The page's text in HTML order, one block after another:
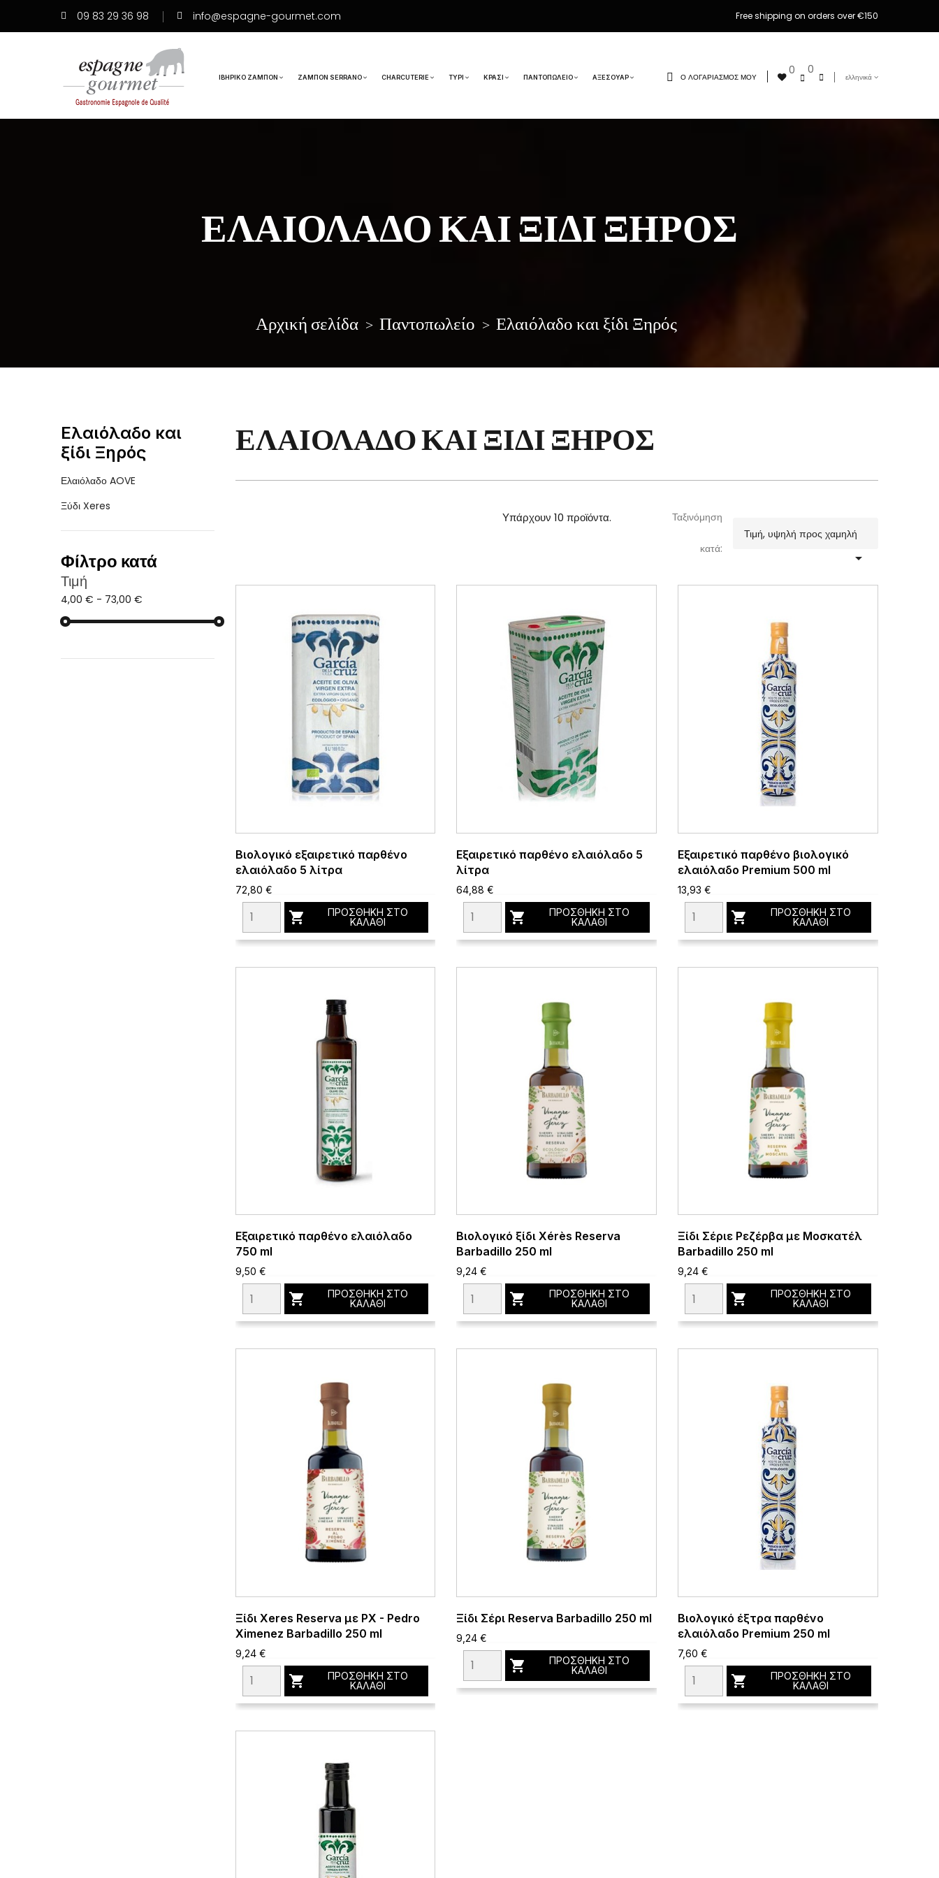
09 83 29 36 98 info@espagne-gourmet.com Free shipping on orders over €150
ΙΒΗΡΙΚΌ ΖΑΜΠΌΝ ΖΑΜΠΌΝ SERRANO CHARCUTERIE ΤΥΡΊ ΚΡΑΣΊ ΠΑΝΤΟΠΩΛΕΊΟ ΑΞΕΣΟΥΆΡ ελληνικά
0
0
Ο ΛΟΓΑΡΙΑΣΜΌΣ ΜΟΥ
ΕΛΑΙΌΛΑΔΟ ΚΑΙ ΞΊΔΙ ΞΗΡΌΣ
Αρχική σελίδα Παντοπωλείο Ελαιόλαδο και ξίδι Ξηρός
Ελαιόλαδο και
ξίδι Ξηρός
Ελαιόλαδο AOVE
Ξύδι Xeres
Φίλτρο κατά
Τιμή
4,00 € - 73,00 €
ΕΛΑΙΌΛΑΔΟ ΚΑΙ ΞΊΔΙ ΞΗΡΌΣ
Υπάρχουν 10 προϊόντα. Ταξινόμηση
κατά:
Τιμή, υψηλή προς χαμηλή

Βιολογικό εξαιρετικό παρθένο
ελαιόλαδο 5 λίτρα
72,80 €

ΠΡΟΣΘΉΚΗ ΣΤΟ
ΚΑΛΆΘΙ
Εξαιρετικό παρθένο ελαιόλαδο 5
λίτρα
64,88 €

ΠΡΟΣΘΉΚΗ ΣΤΟ
ΚΑΛΆΘΙ
Εξαιρετικό παρθένο βιολογικό
ελαιόλαδο Premium 500 ml
13,93 €

ΠΡΟΣΘΉΚΗ ΣΤΟ
ΚΑΛΆΘΙ
Εξαιρετικό παρθένο ελαιόλαδο
750 ml
9,50 €

ΠΡΟΣΘΉΚΗ ΣΤΟ
ΚΑΛΆΘΙ
Βιολογικό ξίδι Xérès Reserva
Barbadillo 250 ml
9,24 €

ΠΡΟΣΘΉΚΗ ΣΤΟ
ΚΑΛΆΘΙ
Ξίδι Σέριε Ρεζέρβα με Μοσκατέλ
Barbadillo 250 ml
9,24 €

ΠΡΟΣΘΉΚΗ ΣΤΟ
ΚΑΛΆΘΙ
Ξίδι Xeres Reserva με PX - Pedro
Ximenez Barbadillo 250 ml
9,24 €

ΠΡΟΣΘΉΚΗ ΣΤΟ
ΚΑΛΆΘΙ
Ξίδι Σέρι Reserva Barbadillo 250 ml
9,24 €

ΠΡΟΣΘΉΚΗ ΣΤΟ
ΚΑΛΆΘΙ
Βιολογικό έξτρα παρθένο
ελαιόλαδο Premium 250 ml
7,60 €

ΠΡΟΣΘΉΚΗ ΣΤΟ
ΚΑΛΆΘΙ